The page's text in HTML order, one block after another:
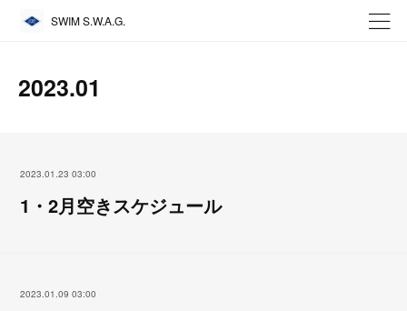
SWIM S.W.A.G.
2023.01
2023.01.23 03:00
1・2月空きスケジュール
2023.01.09 03:00